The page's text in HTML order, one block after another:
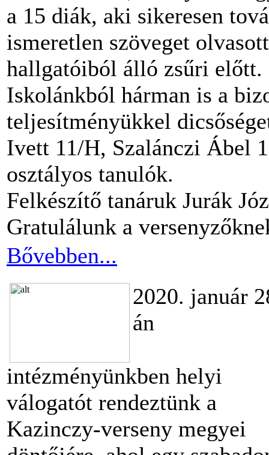
a 15 diák, aki sikeresen
ismeretlen szöveget
hallgatóiból álló zsűri előtt.
Iskolánkból hárman is a
teljesítményükkel
Ivett 11/H, Szalánczi Ábel
osztályos tanulók.
Felkészítő tanáruk Jurák
Gratulálunk a
Bővebben...
2020. január
án
intézményünkben helyi
válogatót rendeztünk a
Kazinczy-verseny megyei